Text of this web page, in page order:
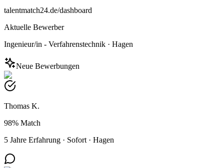
talentmatch24.de/dashboard
Aktuelle Bewerber
Ingenieur/in - Verfahrenstechnik · Hagen
Neue Bewerbungen
Thomas K.
98% Match
5 Jahre Erfahrung · Sofort · Hagen